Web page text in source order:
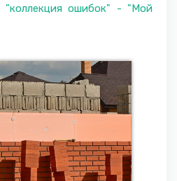
"коллекция ошибок" - "Мой